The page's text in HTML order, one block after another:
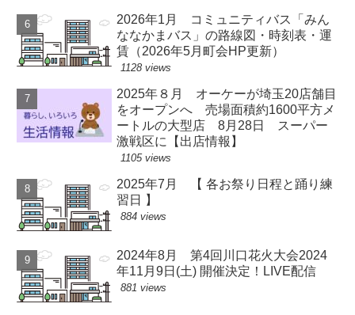
2026年1月 コミュニティバス「みん
ななかまバス」の路線図・時刻表・運
賃（2026年5月町会HP更新）
1128 views
2025年８月 オーケーが埼玉20店舗目
をオープンへ 売場面積約1600平方メ
ートルの大型店 8月28日 スーパー
激戦区に【出店情報】
1105 views
2025年7月 【 各お祭り日程と踊り練
習日 】
884 views
2024年8月 第4回川口花火大会2024
年11月9日(土) 開催決定！LIVE配信
881 views